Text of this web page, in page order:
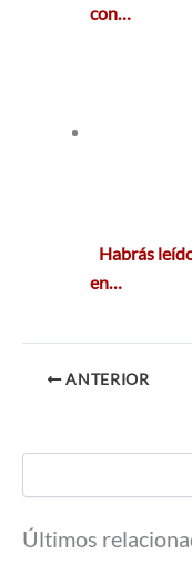
con…
Habrás
en…
ANTERIOR
Últimos